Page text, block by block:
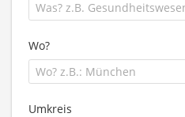
Wo?
Umkreis